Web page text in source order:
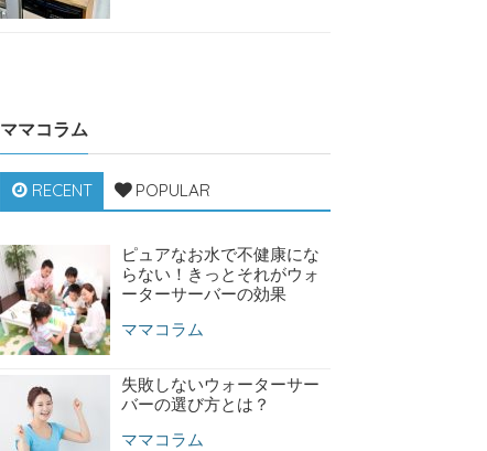
ママコラム
RECENT POPULAR
ピュアなお水で不健康にな
らない！きっとそれがウォ
ーターサーバーの効果
ママコラム
失敗しないウォーターサー
バーの選び方とは？
ママコラム